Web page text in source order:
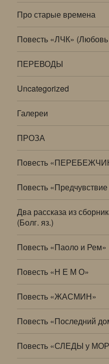
Про старые времена
Повесть «ЛЧК»
ПЕРЕВОДЫ
Uncategorized
Галереи
ПРОЗА
Повесть
Повесть
Два рассказа из
(Болг. яз.)
Повесть «Паоло и Рем»
Повесть «Н Е М О»
Повесть «ЖАСМИН»
Повесть «Последний
Повесть «СЛЕДЫ у